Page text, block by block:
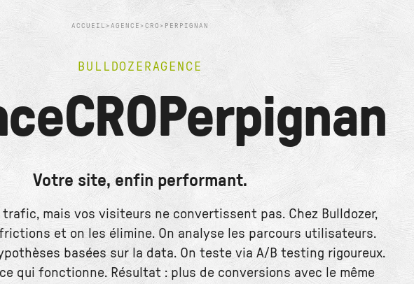
ACCUEIL > AGENCE > CRO > PERPIGNAN
BULLDOZERAGENCE
CROPerpignan
Votre site, enfin performant.
trafic, mais vos visiteurs ne convertissent pas. Chez Bulldozer,
et on les élimine. On analyse les parcours utilisateurs.
basées sur la data. On teste via A/B testing rigoureux.
qui fonctionne. Résultat : plus de conversions avec le même